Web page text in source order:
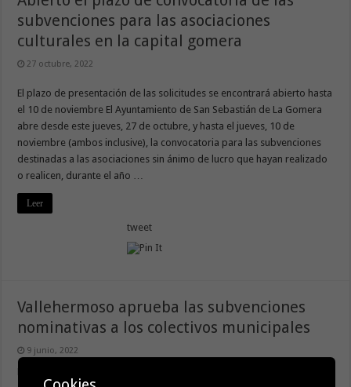
subvenciones para las asociaciones
culturales en la capital gomera
27 octubre, 2022
El plazo de presentación de las solicitudes se encontrará abierto hasta
el 10 de noviembre El Ayuntamiento de San Sebastián de La Gomera
abre desde este jueves, 27 de octubre, y hasta el jueves, 10 de
noviembre (ambos inclusive), la convocatoria para las subvenciones
destinadas a las asociaciones sin ánimo de lucro que hayan realizado
o realicen, durante el año …
Leer
tweet
Vallehermoso aprueba las subvenciones
nominativas a los colectivos municipales
9 junio, 2022